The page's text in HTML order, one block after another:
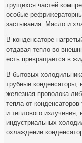
трущихся частей
особые
застывания. Масло и
В конденсаторе
отдавая тепло во
есть превращается в
В бытовых
трубные конденсаторы,
железная проволока
тепла от
и теплового
индустриальных
охлаждение